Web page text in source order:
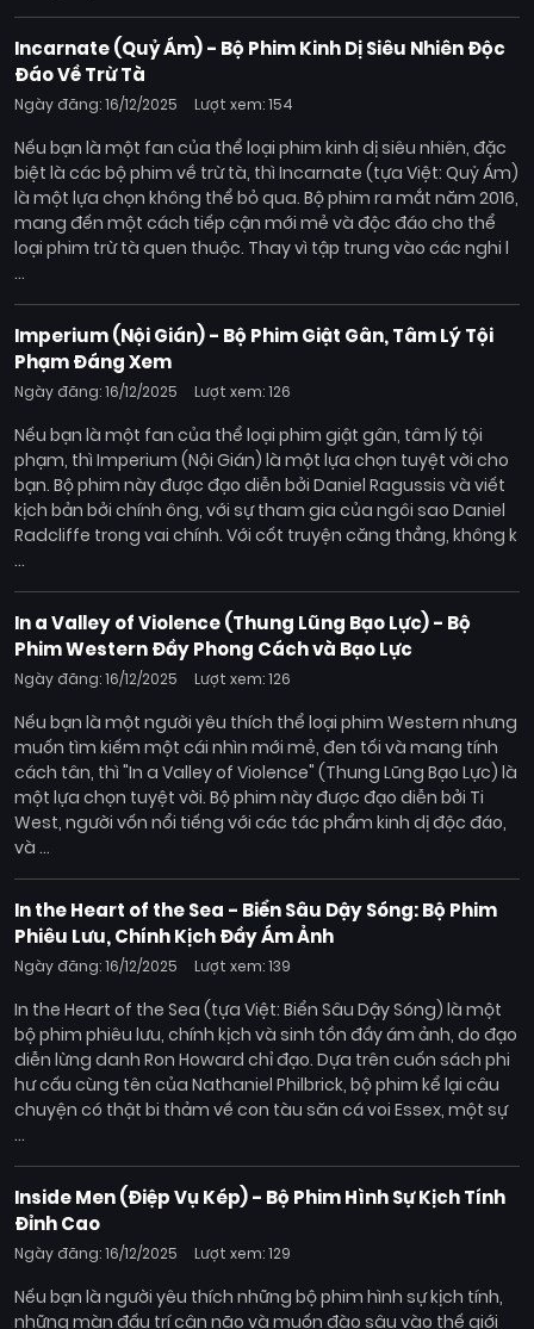
Incarnate (Quỷ Ám) - Bộ Phim Kinh Dị Siêu Nhiên Độc
Đáo Về Trừ Tà
Ngày đăng: 16/12/2025 Lượt xem: 154
Nếu bạn là một fan của thể loại phim kinh dị siêu nhiên, đặc
biệt là các bộ phim về trừ tà, thì Incarnate (tựa Việt: Quỷ Ám)
là một lựa chọn không thể bỏ qua. Bộ phim ra mắt năm 2016,
mang đến một cách tiếp cận mới mẻ và độc đáo cho thể
loại phim trừ tà quen thuộc. Thay vì tập trung vào các nghi l
...
Imperium (Nội Gián) - Bộ Phim Giật Gân, Tâm Lý Tội
Phạm Đáng Xem
Ngày đăng: 16/12/2025 Lượt xem: 126
Nếu bạn là một fan của thể loại phim giật gân, tâm lý tội
phạm, thì Imperium (Nội Gián) là một lựa chọn tuyệt vời cho
bạn. Bộ phim này được đạo diễn bởi Daniel Ragussis và viết
kịch bản bởi chính ông, với sự tham gia của ngôi sao Daniel
Radcliffe trong vai chính. Với cốt truyện căng thẳng, không k
...
In a Valley of Violence (Thung Lũng Bạo Lực) - Bộ
Phim Western Đầy Phong Cách và Bạo Lực
Ngày đăng: 16/12/2025 Lượt xem: 126
Nếu bạn là một người yêu thích thể loại phim Western nhưng
muốn tìm kiếm một cái nhìn mới mẻ, đen tối và mang tính
cách tân, thì "In a Valley of Violence" (Thung Lũng Bạo Lực) là
một lựa chọn tuyệt vời. Bộ phim này được đạo diễn bởi Ti
West, người vốn nổi tiếng với các tác phẩm kinh dị độc đáo,
và ...
In the Heart of the Sea - Biển Sâu Dậy Sóng: Bộ Phim
Phiêu Lưu, Chính Kịch Đầy Ám Ảnh
Ngày đăng: 16/12/2025 Lượt xem: 139
In the Heart of the Sea (tựa Việt: Biển Sâu Dậy Sóng) là một
bộ phim phiêu lưu, chính kịch và sinh tồn đầy ám ảnh, do đạo
diễn lừng danh Ron Howard chỉ đạo. Dựa trên cuốn sách phi
hư cấu cùng tên của Nathaniel Philbrick, bộ phim kể lại câu
chuyện có thật bi thảm về con tàu săn cá voi Essex, một sự
...
Inside Men (Điệp Vụ Kép) - Bộ Phim Hình Sự Kịch Tính
Đỉnh Cao
Ngày đăng: 16/12/2025 Lượt xem: 129
Nếu bạn là người yêu thích những bộ phim hình sự kịch tính,
những màn đấu trí cân não và muốn đào sâu vào thế giới